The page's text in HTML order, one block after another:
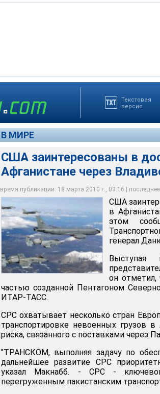
Текстовая
версия
В МИРЕ
США заинтересованы в
Афганистане через
время публикации: 18 марта 2010 г., 03:16 |
США заинтересованы в доставке грузов
Владивосток и Сибирь
www.af.mil
США
в
этом
генерал
он
частью созданной Пентагоном
ИТАР-ТАСС.
СРС охватывает несколько стран
транспортировке невоенных грузов
риска, связанного с поставками через
"ТРАНСКОМ, выполняя задачу по
дальнейшее развитие СРС
указал Макнабб. - СРС - ключевой
перегруженным пакистанским